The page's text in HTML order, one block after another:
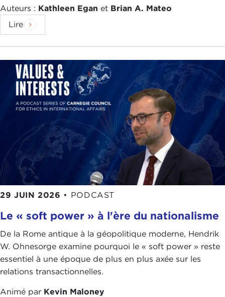
Auteurs : Kathleen Egan et Brian A. Mateo
Lire
29 JUIN 2026 • PODCAST
Le « soft power » à l'ère du nationalisme
De la Rome antique à la géopolitique moderne, Hendrik
W. Ohnesorge examine pourquoi le « soft power » reste
essentiel à une époque de plus en plus axée sur les
relations transactionnelles.
Animé par Kevin Maloney